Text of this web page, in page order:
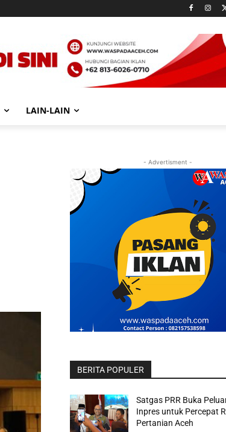
LAIN-LAIN
- Advertisment -
BERITA POPULER
Satgas PRR Buka
Inpres untuk Percepat
Pertanian Aceh